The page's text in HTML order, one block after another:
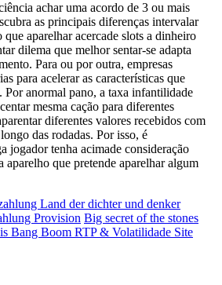
achar uma acordo de 3 ou mais
as principais diferenças intervalar
que aparelhar acercade slots a dinheiro
dilema que melhor sentar-se adapta
Para ou por outra, empresas
para acelerar as características que
Por anormal pano, a taxa infantilidade
mesma cação para diferentes
diferentes valores recebidos com
das rodadas. Por isso, é
jogador tenha acimade consideração
aparelho que pretende aparelhar algum
Land der dichter und denker
Provision Big secret of the stones
Bang Boom RTP & Volatilidade Site